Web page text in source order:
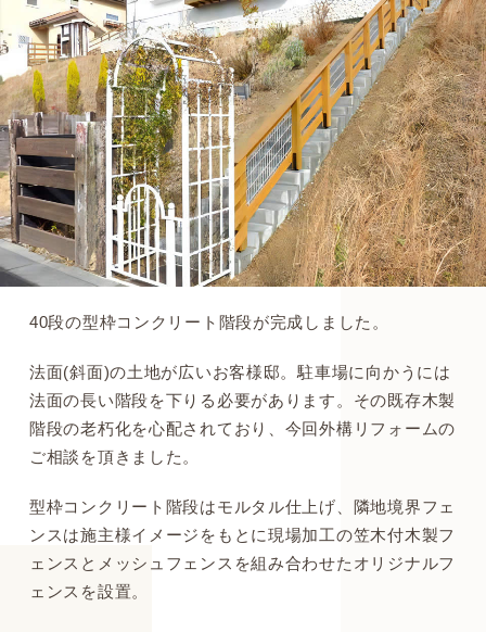
40段の型枠コンクリート階段が完成しました。
法面(斜面)の土地が広いお客様邸。駐車場に向かうには
法面の長い階段を下りる必要があります。その既存木製
階段の老朽化を心配されており、今回外構リフォームの
ご相談を頂きました。
型枠コンクリート階段はモルタル仕上げ、隣地境界フェ
ンスは施主様イメージをもとに現場加工の笠木付木製フ
ェンスとメッシュフェンスを組み合わせたオリジナルフ
ェンスを設置。